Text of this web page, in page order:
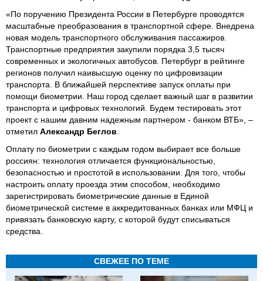
«По поручению Президента России в Петербурге проводятся
масштабные преобразования в транспортной сфере. Внедрена
новая модель транспортного обслуживания пассажиров.
Транспортные предприятия закупили порядка 3,5 тысяч
современных и экологичных автобусов. Петербург в рейтинге
регионов получил наивысшую оценку по цифровизации
транспорта. В ближайшей перспективе запуск оплаты при
помощи биометрии. Наш город сделает важный шаг в развитии
транспорта и цифровых технологий. Будем тестировать этот
проект с нашим давним надежным партнером - банком ВТБ», –
отметил Александр Беглов
Оплату по биометрии с каждым годом выбирает все больше
россиян: технология отличается функциональностью,
безопасностью и простотой в использовании. Для того, чтобы
настроить оплату проезда этим способом, необходимо
зарегистрировать биометрические данные в Единой
биометрической системе в аккредитованных банках или МФЦ и
привязать банковскую карту, с которой будут списываться
средства.
СВЕЖЕЕ ПО ТЕМЕ